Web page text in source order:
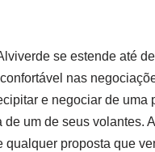
se estende até
nas
e negociar de uma
um de seus volantes.
proposta que